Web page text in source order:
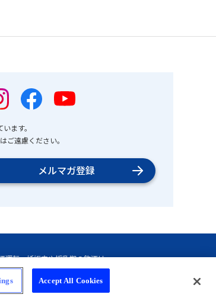
ます。
遠慮ください。
メルマガ登録
Accept All Cookies